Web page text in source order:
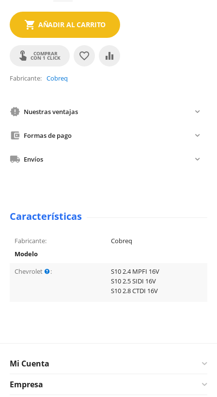
AÑADIR AL CARRITO
COMPRAR
CON 1 CLICK
Fabricante Cobreq
Nuestras ventajas
Formas de pago
Envíos
Características
Fabricante:
Cobreq
Modelo
Chevrolet
:
S10 2.4 MPFI 16V
S10 2.5 SIDI 16V
S10 2.8 CTDI 16V
Mi Cuenta
Empresa